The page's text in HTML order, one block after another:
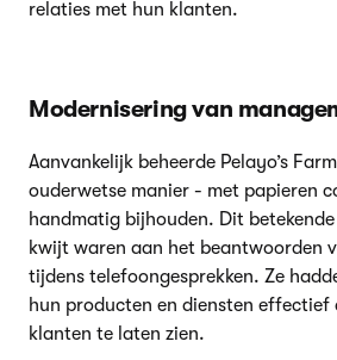
relaties met hun klanten.
Modernisering van
Aanvankelijk beheerde Pelayo’s
ouderwetse manier - met papieren
handmatig bijhouden. Dit
kwijt waren aan het beantwoorden
tijdens telefoongesprekken. Ze
hun producten en diensten effectief
klanten te laten zien.